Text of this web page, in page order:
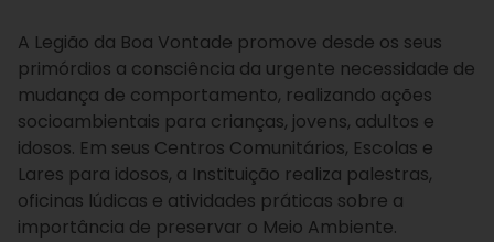
A Legião da Boa Vontade promove desde os seus
primórdios a consciência da urgente necessidade de
mudança de comportamento, realizando ações
socioambientais para crianças, jovens, adultos e
idosos. Em seus Centros Comunitários, Escolas e
Lares para idosos, a Instituição realiza palestras,
oficinas lúdicas e atividades práticas sobre a
importância de preservar o Meio Ambiente.